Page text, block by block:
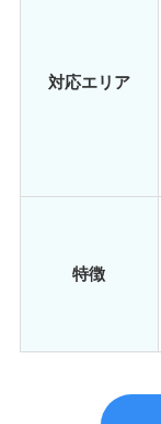
対応エリア
特徴